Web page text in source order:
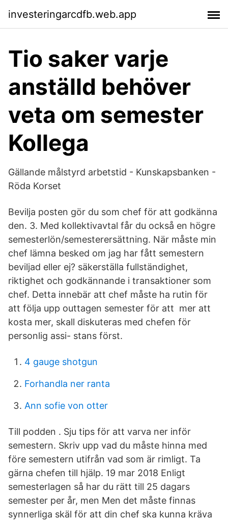
investeringarcdfb.web.app
Tio saker varje
anställd behöver
veta om semester
Kollega
Gällande målstyrd arbetstid - Kunskapsbanken -
Röda Korset
Bevilja posten gör du som chef för att godkänna
den. 3. Med kollektivavtal får du också en högre
semesterlön/semesterersättning. När måste min
chef lämna besked om jag har fått semestern
beviljad eller ej? säkerställa fullständighet,
riktighet och godkännande i transaktioner som
chef. Detta innebär att chef måste ha rutin för
att följa upp outtagen semester för att mer att
kosta mer, skall diskuteras med chefen för
personlig assi- stans först.
4 gauge shotgun
Forhandla ner ranta
Ann sofie von otter
Till podden . Sju tips för att varva ner inför
semestern. Skriv upp vad du måste hinna med
före semestern utifrån vad som är rimligt. Ta
gärna chefen till hjälp. 19 mar 2018 Enligt
semesterlagen så har du rätt till 25 dagars
semester per år, men Men det måste finnas
synnerliga skäl för att din chef ska kunna kräva